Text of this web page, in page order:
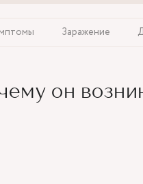
Заражение
он